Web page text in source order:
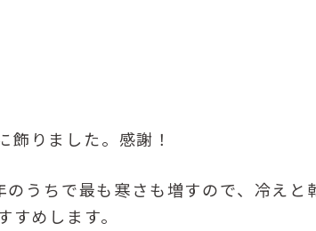
りました。感謝！
うちで最も寒さも増すので、冷えと
めします。